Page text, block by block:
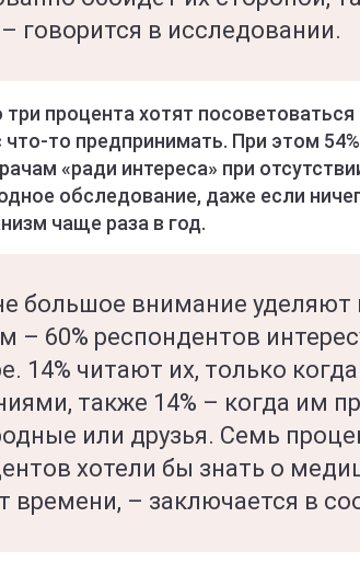
говорится в исследовании.
три процента хотят
то предпринимать. При этом
«ради интереса» при
обследование, даже если
чаще раза в год.
большое внимание
– 60% респондентов
14% читают их, только
также 14% – когда им
или друзья. Семь
хотели бы знать о
времени, – заключается в